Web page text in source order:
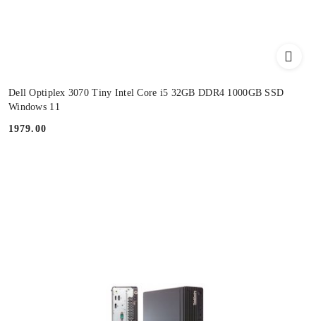
Dell Optiplex 3070 Tiny Intel Core i5 32GB DDR4 1000GB SSD
Windows 11
Cena:
1979.00